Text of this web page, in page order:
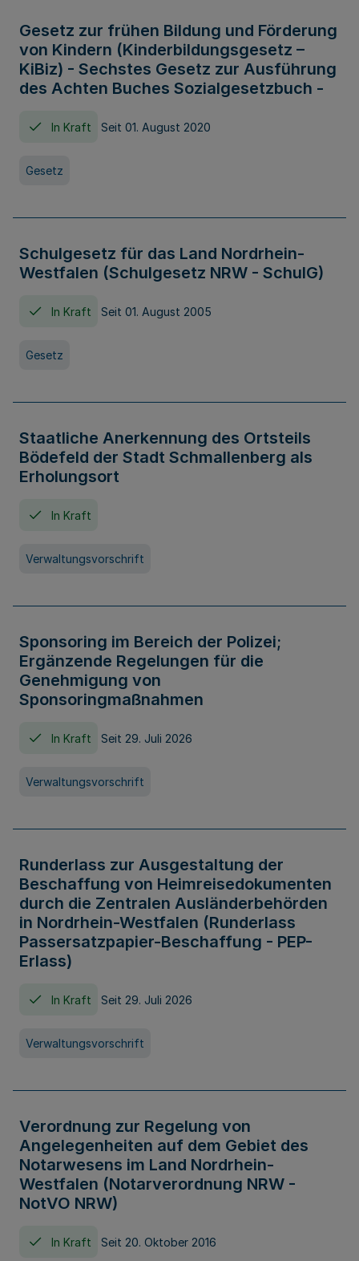
Gesetz zur frühen Bildung und Förderung
von Kindern (Kinderbildungsgesetz –
KiBiz) - Sechstes Gesetz zur Ausführung
des Achten Buches Sozialgesetzbuch -
In Kraft Seit 01. August 2020
Gesetz
Schulgesetz für das Land Nordrhein-
Westfalen (Schulgesetz NRW - SchulG)
In Kraft Seit 01. August 2005
Gesetz
Staatliche Anerkennung des Ortsteils
Bödefeld der Stadt Schmallenberg als
Erholungsort
In Kraft
Verwaltungsvorschrift
Sponsoring im Bereich der Polizei;
Ergänzende Regelungen für die
Genehmigung von
Sponsoringmaßnahmen
In Kraft Seit 29. Juli 2026
Verwaltungsvorschrift
Runderlass zur Ausgestaltung der
Beschaffung von Heimreisedokumenten
durch die Zentralen Ausländerbehörden
in Nordrhein-Westfalen (Runderlass
Passersatzpapier-Beschaffung - PEP-
Erlass)
In Kraft Seit 29. Juli 2026
Verwaltungsvorschrift
Verordnung zur Regelung von
Angelegenheiten auf dem Gebiet des
Notarwesens im Land Nordrhein-
Westfalen (Notarverordnung NRW -
NotVO NRW)
In Kraft Seit 20. Oktober 2016